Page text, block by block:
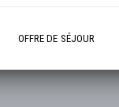
OFFRE DE SÉJOUR